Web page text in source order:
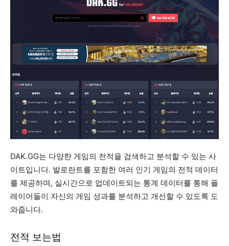
DAK.GG는 다양한 게임의 전적을 검색하고 분석할 수 있는 사
이트입니다. 발로란트를 포함한 여러 인기 게임의 전적 데이터
를 제공하며, 실시간으로 업데이트되는 통계 데이터를 통해 플
레이어들이 자신의 게임 성과를 분석하고 개선할 수 있도록 도
와줍니다.
전적 보는법